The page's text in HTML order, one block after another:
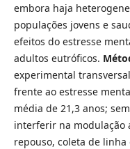
embora haja
populações jovens e
efeitos do estresse
adultos eutróficos.
experimental
frente ao estresse
média de 21,3 anos;
interferir na modulação
repouso, coleta de